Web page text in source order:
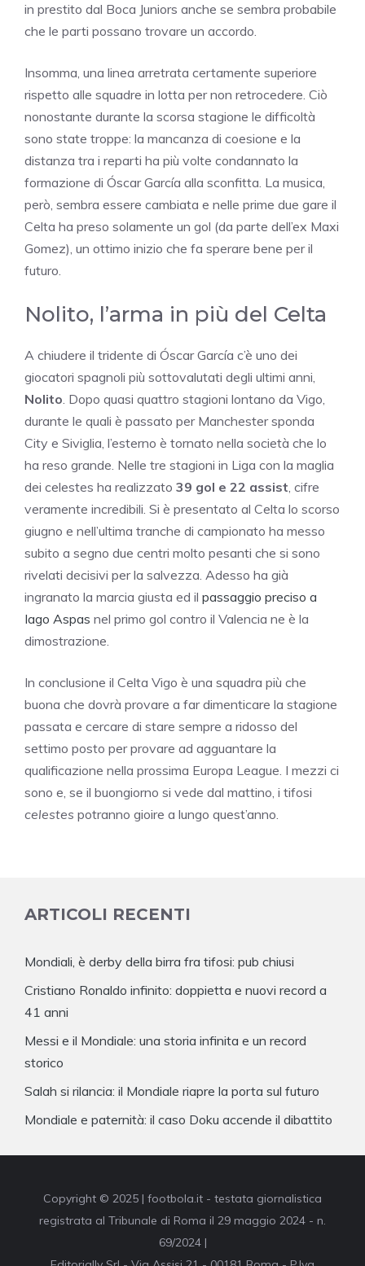
in prestito dal Boca Juniors anche se sembra probabile
che le parti possano trovare un accordo.
Insomma, una linea arretrata certamente superiore
rispetto alle squadre in lotta per non retrocedere. Ciò
nonostante durante la scorsa stagione le difficoltà
sono state troppe: la mancanza di coesione e la
distanza tra i reparti ha più volte condannato la
formazione di Óscar García alla sconfitta. La musica,
però, sembra essere cambiata e nelle prime due gare il
Celta ha preso solamente un gol (da parte dell’ex Maxi
Gomez), un ottimo inizio che fa sperare bene per il
futuro.
Nolito, l’arma in più del Celta
A chiudere il tridente di Óscar García c’è uno dei
giocatori spagnoli più sottovalutati degli ultimi anni,
Nolito. Dopo quasi quattro stagioni lontano da Vigo,
durante le quali è passato per Manchester sponda
City e Siviglia, l’esterno è tornato nella società che lo
ha reso grande. Nelle tre stagioni in Liga con la maglia
dei celestes ha realizzato 39 gol e 22 assist, cifre
veramente incredibili. Si è presentato al Celta lo scorso
giugno e nell’ultima tranche di campionato ha messo
subito a segno due centri molto pesanti che si sono
rivelati decisivi per la salvezza. Adesso ha già
ingranato la marcia giusta ed il passaggio preciso a
Iago Aspas nel primo gol contro il Valencia ne è la
dimostrazione.
In conclusione il Celta Vigo è una squadra più che
buona che dovrà provare a far dimenticare la stagione
passata e cercare di stare sempre a ridosso del
settimo posto per provare ad agguantare la
qualificazione nella prossima Europa League. I mezzi ci
sono e, se il buongiorno si vede dal mattino, i tifosi
celestes potranno gioire a lungo quest’anno.
ARTICOLI RECENTI
Mondiali, è derby della birra fra tifosi: pub chiusi
Cristiano Ronaldo infinito: doppietta e nuovi record a
41 anni
Messi e il Mondiale: una storia infinita e un record
storico
Salah si rilancia: il Mondiale riapre la porta sul futuro
Mondiale e paternità: il caso Doku accende il dibattito
Copyright © 2025 | footbola.it - testata giornalistica
registrata al Tribunale di Roma il 29 maggio 2024 - n.
69/2024 |